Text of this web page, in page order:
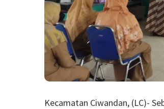
Kecamatan Ciwandan, (LC)-